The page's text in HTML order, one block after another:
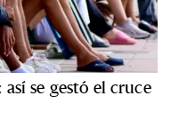
se gestó el cruce